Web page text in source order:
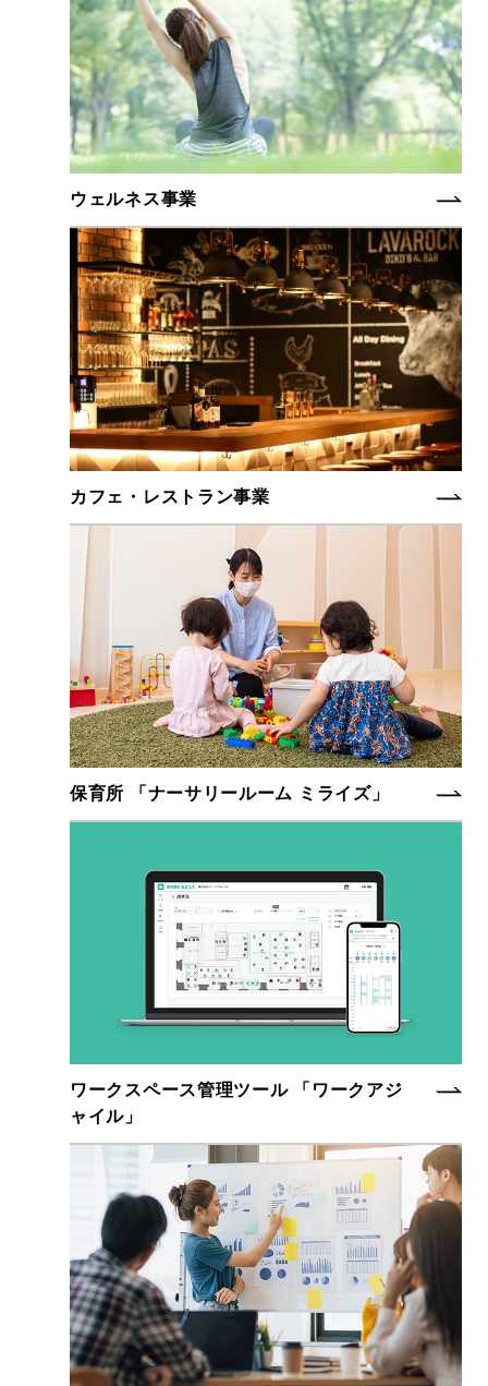
ウェルネス事業
カフェ・レストラン事業
保育所 「ナーサリールーム ミライズ」
ワークスペース管理ツール「ワークアジ
ャイル」